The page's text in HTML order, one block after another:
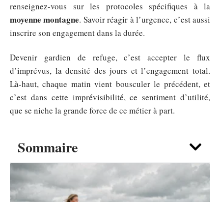
Sommaire
renseignez-vous sur les protocoles spécifiques à la
moyenne montagne. Savoir réagir à l’urgence, c’est aussi
inscrire son engagement dans la durée.
Devenir gardien de refuge, c’est accepter le flux
d’imprévus, la densité des jours et l’engagement total.
Là-haut, chaque matin vient bousculer le précédent, et
c’est dans cette imprévisibilité, ce sentiment d’utilité,
que se niche la grande force de ce métier à part.